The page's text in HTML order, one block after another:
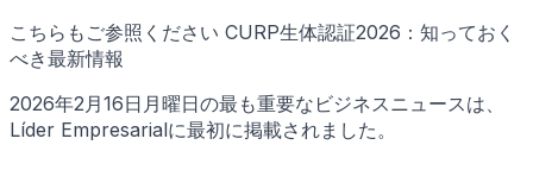
こちらもご参照ください CURP生体認証2026：知っておく
べき最新情報
2026年2月16日月曜日の最も重要なビジネスニュースは、
Líder Empresarialに最初に掲載されました。